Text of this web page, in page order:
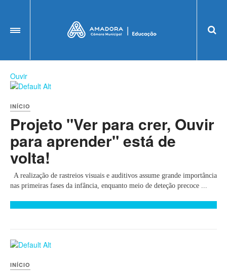
OFF CANVAS
Ouvir
INÍCIO
Projeto "Ver para crer, Ouvir
para aprender" está de
volta!
A realização de rastreios visuais e auditivos assume grande importância
nas primeiras fases da infância, enquanto meio de deteção precoce ...
INÍCIO